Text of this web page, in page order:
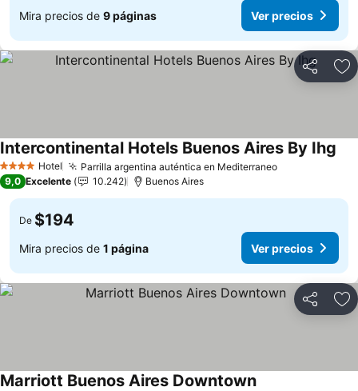
Mira precios de 9 páginas Ver precios
Compartir
4 EstrellasHotel Parrilla argentina auténtica en Mediterraneo
Intercontinental Hotels Buenos Aires By Ihg
9,0 Excelente 10.242 Buenos Aires
De $194
Mira precios de 1 página Ver precios
Compartir
Marriott Buenos Aires Downtown